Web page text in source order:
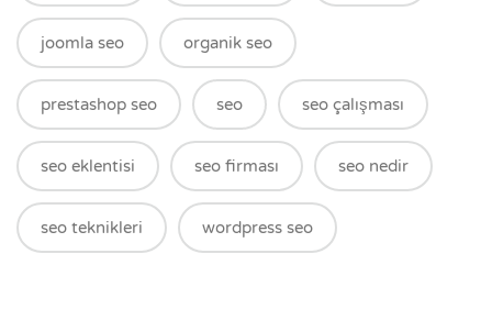
joomla seo organik seo
prestashop seo seo seo çalışması
seo eklentisi seo firması seo nedir
seo teknikleri wordpress seo